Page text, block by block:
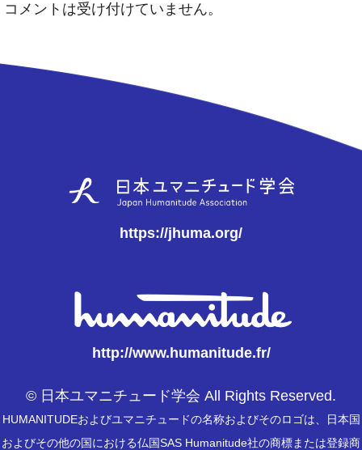
コメントは受け付けていません。
https://jhuma.org/
http://www.humanitude.fr/
© 日本ユマニチュード学会 All Rights Reserved.
HUMANITUDEおよびユマニチュードの名称およびそのロゴは、日本国
およびその他の国における仏国SAS Humanitude社の商標または登録商